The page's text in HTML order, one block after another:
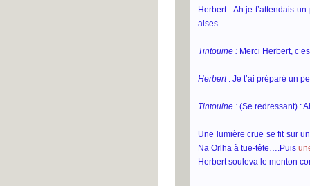
Herbert : Ah je t’attendais
aises
Tintouine : Merci Herbert,
Herbert : Je t’ai préparé un
Tintouine : (Se redressant) :
Une lumière crue se fit sur
Na Orlha à tue-tête….Puis
Herbert souleva le menton